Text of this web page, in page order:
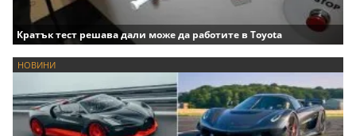
Кратък тест решава дали може да работите в Toyota
НОВИНИ